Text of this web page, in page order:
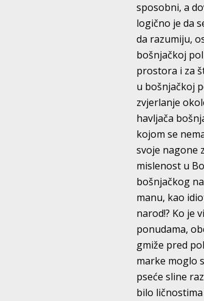
sposobni, a
logično je da
da razumiju,
bošnjačkoj
prostora i za
u bošnjačkoj
zvjerlanje
havljača
kojom se
svoje nagone
mislenost u
bošnjačkog
manu, kao
narod!? Ko je
ponudama,
gmiže pred
marke moglo
pseće sline
bilo